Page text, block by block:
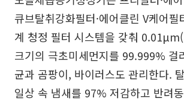
큐브탈취강화필터·에어클린 V케어
계 청정 필터 시스템을 갖춰
크기의 극초미세먼지를 99.999% 걸
균과 곰팡이, 바이러스도 관리한다.
일상 속 냄새를 97% 저감하고 반려